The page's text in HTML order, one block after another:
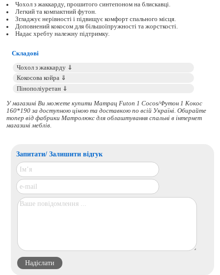
Чохол з жаккарду, прошитого синтепоном на блискавці.
Легкий та компактний футон.
Згладжує нерівності і підвищує комфорт спального місця.
Доповнений кокосом для більшоїпружності та жорсткості.
Надає хребту належну підтримку.
Складові
У магазині Ви можете купити Матрац Futon 1 Cocos/Футон 1 Кокос
160*190 за доступною ціною та доставкою по всій Україні. Обирайте
топервід фабрики Матролюкс для облаштування спальні в інтернет
магазині меблів.
Запитати/ Залишити відгук